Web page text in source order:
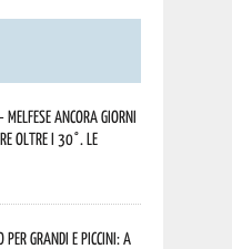
ancora giorni
oltre i 30°. Le
per grandi e piccini: a